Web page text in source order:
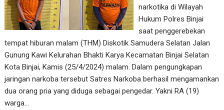
narkotika di Wilayah
Hukum Polres Binjai
saat penggerebekan
tempat hiburan malam (THM) Diskotik Samudera Selatan Jalan
Gunung Kawi Kelurahan Bhakti Karya Kecamatan Binjai Selatan
Kota Binjai, Kamis (25/4/2024) malam. Dalam pengungkapan
jaringan narkoba tersebut Satres Narkoba berhasil mengamankan
dua orang pria yang diduga sebagai pengedar. Yakni RA (19)
warga…